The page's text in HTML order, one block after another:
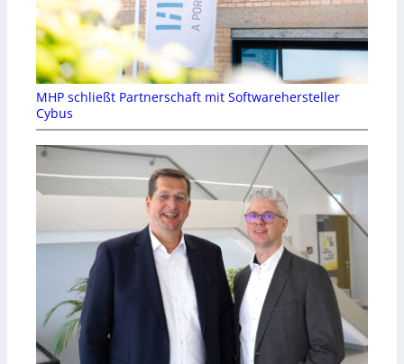
MHP schließt Partnerschaft mit Softwarehersteller
Cybus